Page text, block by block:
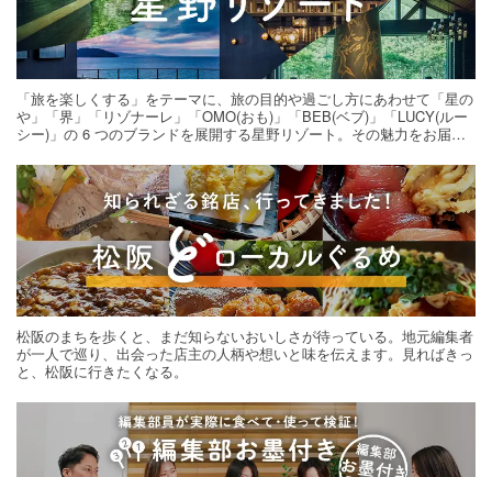
「旅を楽しくする」をテーマに、旅の目的や過ごし方にあわせて「星の
や」「界」「リゾナーレ」「OMO(おも)」「BEB(ベブ)」「LUCY(ルー
シー)」の 6 つのブランドを展開する星野リゾート。その魅力をお届け
松阪のまちを歩くと、まだ知らないおいしさが待っている。地元編集者
が一人で巡り、出会った店主の人柄や想いと味を伝えます。見ればきっ
と、松阪に行きたくなる。